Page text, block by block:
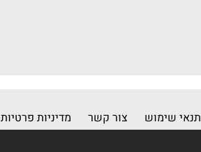
תנאי שימוש צור קשר מדיניות פרטיות